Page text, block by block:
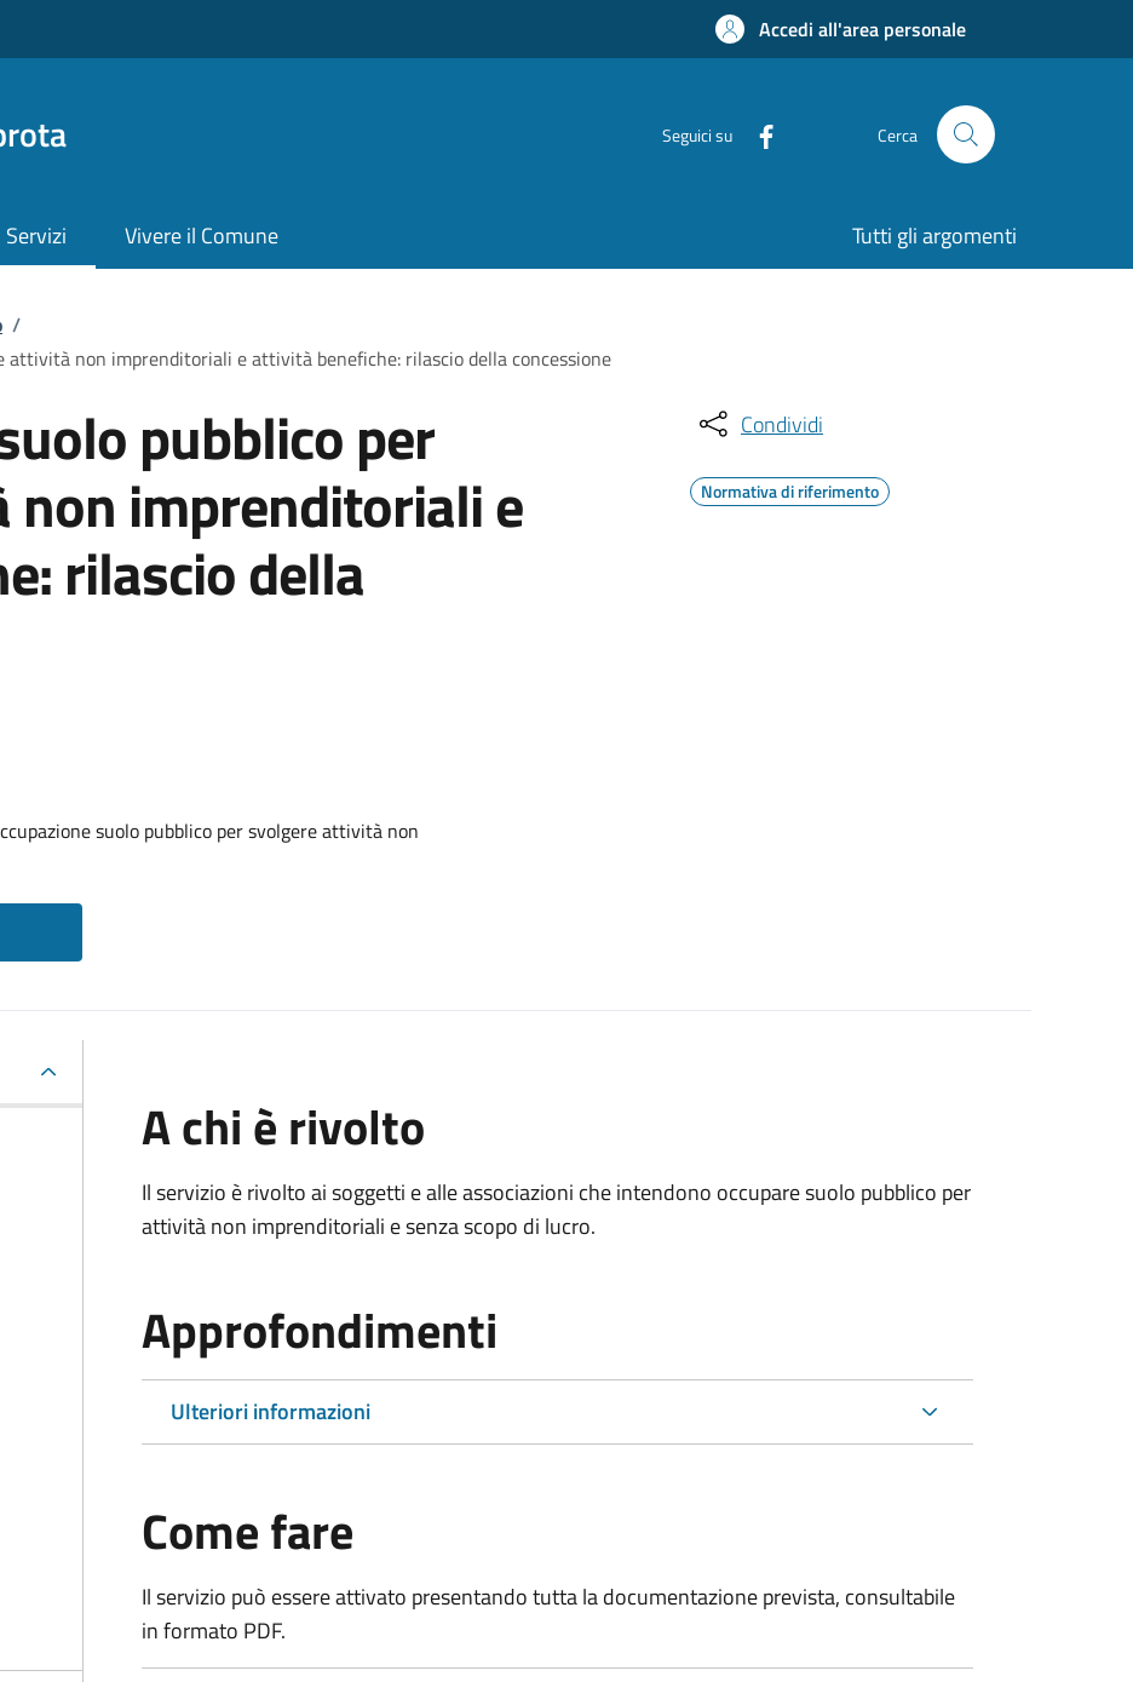
Accedi all'area personale
Seguici su Cerca
Servizi Vivere il Comune Tutti gli argomenti
/
attività non imprenditoriali e attività benefiche: rilascio della concessione
pubblico per
imprenditoriali e
rilascio della
suolo pubblico per svolgere attività non
Condividi
Normativa di riferimento
A chi è rivolto
Il servizio è rivolto ai soggetti e alle associazioni che intendono occupare suolo pubblico per
attività non imprenditoriali e senza scopo di lucro.
Approfondimenti
Ulteriori informazioni
Come fare
Il servizio può essere attivato presentando tutta la documentazione prevista, consultabile
in formato PDF.